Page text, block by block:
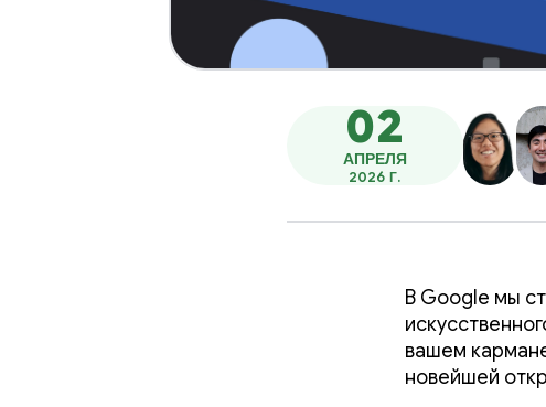
02
АПРЕЛЯ
2026 Г.
В Google мы
вашем
новейшей